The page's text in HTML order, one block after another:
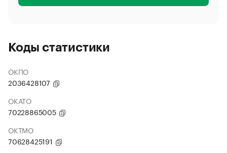
Коды статистики
ОКПО
2036428107
ОКАТО
70228865005
ОКТМО
70628425191